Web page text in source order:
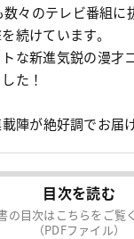
々のテレビ番組に
続けています。
な新進気鋭の漫才
た！
陣が絶好調でお届
目次を読む
の目次はこちらをご覧
（PDFファイル）